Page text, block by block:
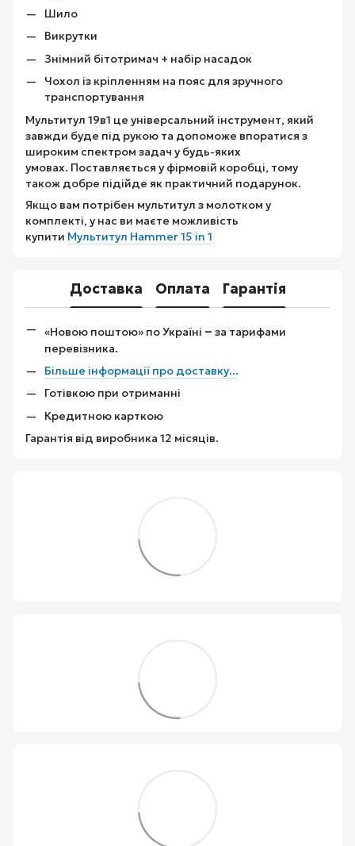
Шило
Викрутки
Знімний бітотримач + набір насадок
Чохол із кріпленням на пояс для зручного
транспортування
Мультитул 19в1 це універсальний інструмент, який
завжди буде під рукою та допоможе впоратися з
широким спектром задач у будь-яких
умовах. Поставляється у фірмовій коробці, тому
також добре підійде як практичний подарунок.
Якщо вам потрібен мультитул з молотком у
комплекті, у нас ви маєте можливість
купити Мультитул Hammer 15 in 1
Доставка Оплата Гарантія
«Новою поштою» по Україні – за тарифами
перевізника.
Більше інформації про доставку...
Готівкою при отриманні
Кредитною карткою
Гарантія від виробника 12 місяців.